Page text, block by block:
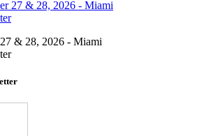
& 28, 2026 - Miami